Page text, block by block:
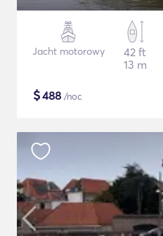
Jacht motorowy
42 ft
13 m
$488 /noc